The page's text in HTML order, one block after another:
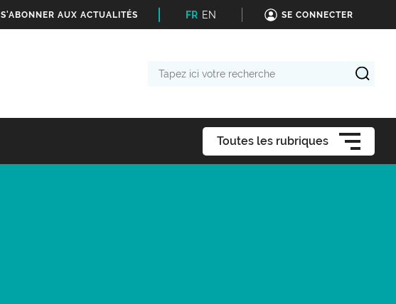
S'ABONNER AUX ACTUALITÉS FR EN SE CONNECTER
Toutes les rubriques